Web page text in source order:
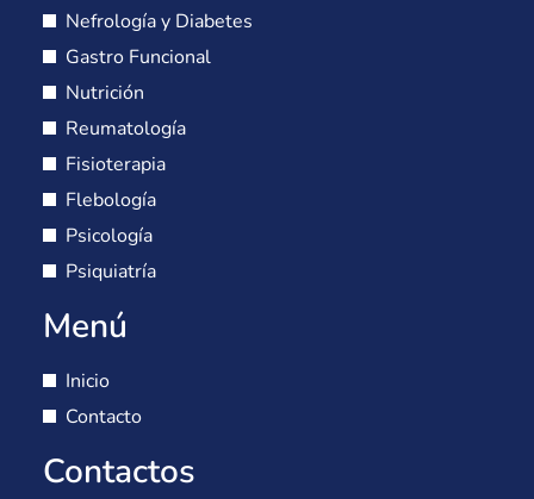
Nefrología y Diabetes
Gastro Funcional
Nutrición
Reumatología
Fisioterapia
Flebología
Psicología
Psiquiatría
Menú
Inicio
Contacto
Contactos